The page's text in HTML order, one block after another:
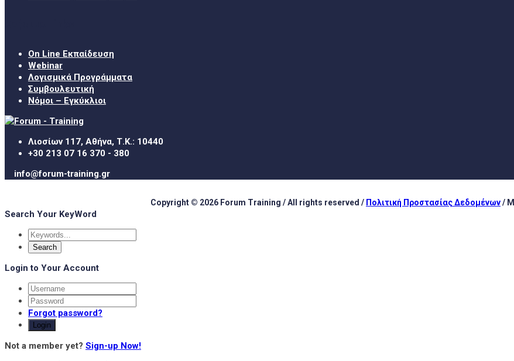
On Line Εκπαίδευση
Webinar
Λογισμικά Προγράμματα
Συμβουλευτική
Νόμοι – Εγκύκλιοι
Λιοσίων 117, Αθήνα, Τ.Κ.: 10440
+30 213 07 16 370 - 380
info@forum-training.gr
Copyright © 2026 Forum Training / All rights reserved / Πολιτική Προστασίας Δεδομένων/
Search Your KeyWord
Login to Your Account
Forgot password?
Login
Not a member yet? Sign-up Now!